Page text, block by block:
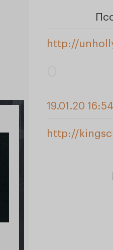
http://
19.01.20
http://